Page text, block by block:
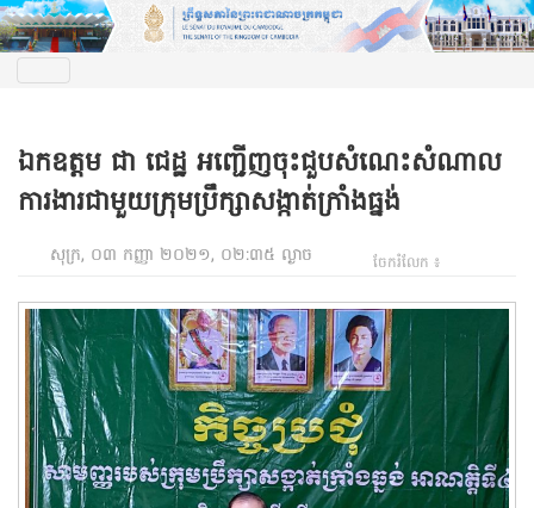
ឯកឧត្តម ជា ជេដ្ឋ អញ្ជើញចុះជួបសំណេះសំណាល
ការងារជាមួយក្រុមប្រឹក្សាសង្កាត់ក្រាំងធ្នង់
សុក្រ, ០៣ កញ្ញា ២០២១, ០២:៣៥ ល្ងាច ចែករំលែក ៖